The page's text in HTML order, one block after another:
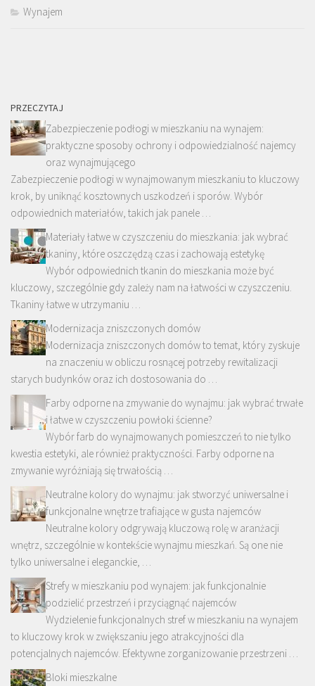
Wynajem
PRZECZYTAJ
Zabezpieczenie podłogi w mieszkaniu na wynajem:
praktyczne sposoby ochrony i odpowiedzialność najemcy
oraz wynajmującego
Zabezpieczenie podłogi w wynajmowanym mieszkaniu to kluczowy
krok, by uniknąć kosztownych uszkodzeń i sporów. Wybór
odpowiednich materiałów, takich jak panele …
Materiały łatwe w czyszczeniu do mieszkania: jak wybrać
tkaniny, które oszczędzą czas i zachowają estetykę
Wybór odpowiednich tkanin do mieszkania może być
kluczowy, szczególnie gdy zależy nam na łatwości w czyszczeniu.
Tkaniny łatwe w utrzymaniu …
Modernizacja zniszczonych domów
Modernizacja zniszczonych domów to temat, który zyskuje
na znaczeniu w obliczu rosnącej potrzeby rewitalizacji
starych budynków oraz ich dostosowania do …
Farby odporne na zmywanie do wynajmu: jak wybrać trwałe
i łatwe w czyszczeniu powłoki ścienne?
Wybór farb do wynajmowanych pomieszczeń to nie tylko
kwestia estetyki, ale również praktyczności. Farby odporne na
zmywanie wyróżniają się trwałością …
Neutralne kolory do wynajmu: jak stworzyć uniwersalne i
funkcjonalne wnętrze trafiające w gusta najemców
Neutralne kolory odgrywają kluczową rolę w aranżacji
wnętrz, szczególnie w kontekście wynajmu mieszkań. Są one nie
tylko uniwersalne i eleganckie, …
Strefy w mieszkaniu pod wynajem: jak funkcjonalnie
podzielić przestrzeń i przyciągnąć najemców
Wydzielenie funkcjonalnych stref w mieszkaniu na wynajem
to kluczowy krok w zwiększaniu jego atrakcyjności dla
potencjalnych najemców. Efektywne zorganizowanie przestrzeni …
Bloki mieszkalne